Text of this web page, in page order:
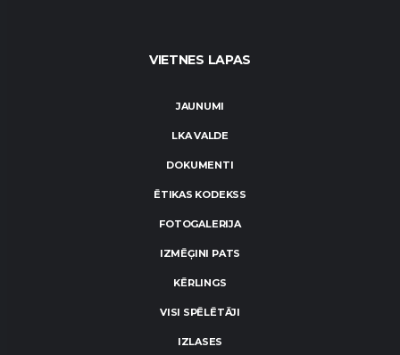
VIETNES LAPAS
JAUNUMI
LKA VALDE
DOKUMENTI
ĒTIKAS KODEKSS
FOTOGALERIJA
IZMĒĢINI PATS
KĒRLINGS
VISI SPĒLĒTĀJI
IZLASES